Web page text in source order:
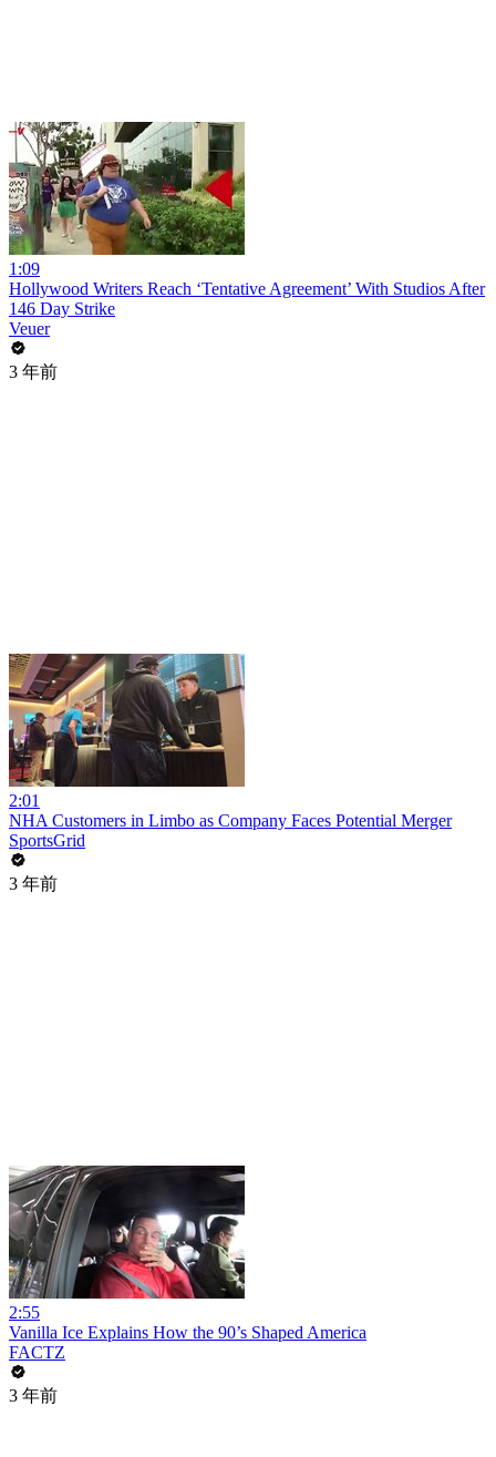
1:09
Hollywood Writers Reach ‘Tentative Agreement’ With Studios After
146 Day Strike
Veuer
3 年前
2:01
NHA Customers in Limbo as Company Faces Potential Merger
SportsGrid
3 年前
2:55
Vanilla Ice Explains How the 90’s Shaped America
FACTZ
3 年前